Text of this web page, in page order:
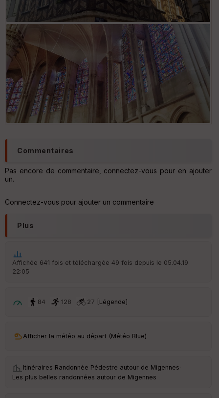
Commentaires
Pas encore de commentaire, connectez-vous pour en ajouter
un.
Connectez-vous pour ajouter un commentaire
Plus
Affichée 641 fois et téléchargée 49 fois depuis le 05.04.19
22:05
84 128 27 [ Légende]
Afficher la météo au départ (Météo Blue)
Itinéraires Randonnée Pédestre autour de Migennes·
Les plus belles randonnées autour de Migennes